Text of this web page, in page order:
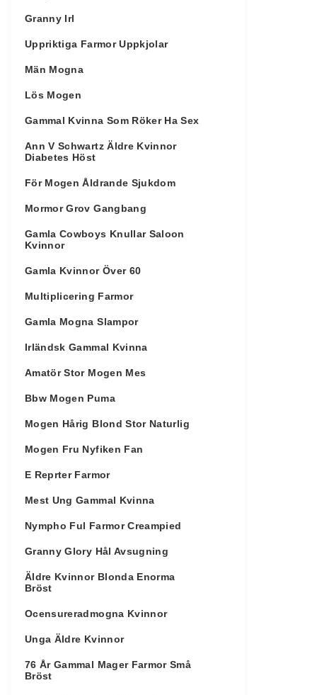
Granny Irl
Uppriktiga Farmor Uppkjolar
Män Mogna
Lös Mogen
Gammal Kvinna Som Röker Ha Sex
Ann V Schwartz Äldre Kvinnor
Diabetes Höst
För Mogen Åldrande Sjukdom
Mormor Grov Gangbang
Gamla Cowboys Knullar Saloon
Kvinnor
Gamla Kvinnor Över 60
Multiplicering Farmor
Gamla Mogna Slampor
Irländsk Gammal Kvinna
Amatör Stor Mogen Mes
Bbw Mogen Puma
Mogen Hårig Blond Stor Naturlig
Mogen Fru Nyfiken Fan
E Reprter Farmor
Mest Ung Gammal Kvinna
Nympho Ful Farmor Creampied
Granny Glory Hål Avsugning
Äldre Kvinnor Blonda Enorma
Bröst
Ocensureradmogna Kvinnor
Unga Äldre Kvinnor
76 År Gammal Mager Farmor Små
Bröst